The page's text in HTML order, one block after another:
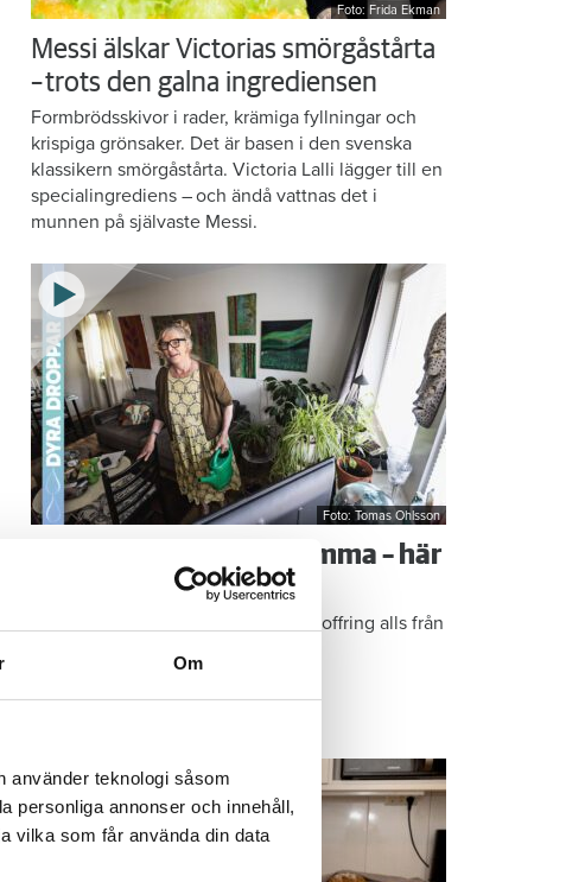
Om
använder teknologi såsom
personliga annonser och innehåll,
vilka som får använda din data
Foto: Frida Ekman
Messi älskar Victorias smörgåstårta
– trots den galna ingrediensen
Formbrödsskivor i rader, krämiga fyllningar och
krispiga grönsaker. Det är basen i den svenska
klassikern smörgåstårta. Victoria Lalli lägger till en
specialingrediens – och ändå vattnas det i
munnen på självaste Messi.
Foto: Tomas Ohlsson
Så sparar du vatten hemma – här
är Kristins bästa tips
Knepen är enkla: ”Det är ingen uppoffring alls från